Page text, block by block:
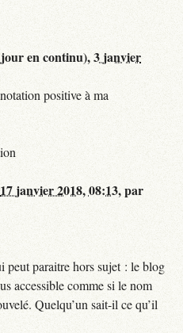
en continu),3 janvier
positive à ma
17 janvier 2018, 08:13,par
peut paraitre hors sujet : le blog
accessible comme si le nom
Quelqu’un sait-il ce qu’il